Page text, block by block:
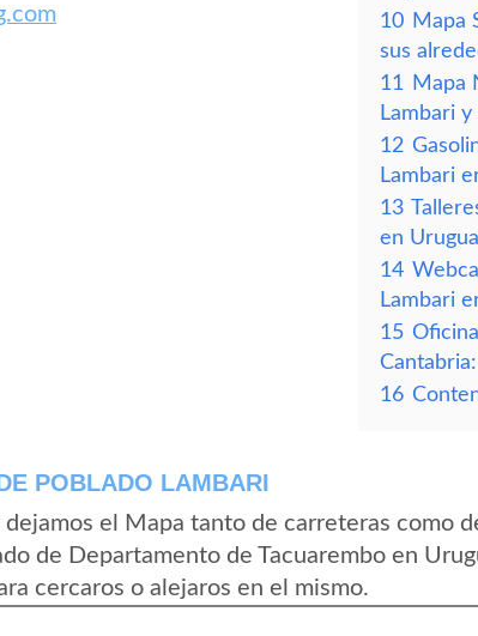
10 Mapa
sus
11
Mapa
Lambari
12
Lambari
13
en
14
Lambari
15
Cantabria:
16
POBLADO LAMBARI
el Mapa tanto de carreteras como
de Departamento de Tacuarembo en
cercaros o alejaros en el mismo.